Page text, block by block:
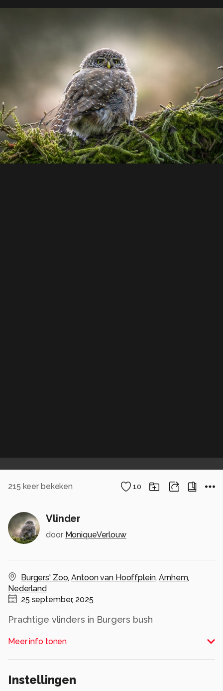
215 keer bekeken 10
Vlinder
door MoniqueVerlouw
Burgers' Zoo,Antoon van Hooffplein,Arnhem,
Nederland
25 september, 2025
Prachtige vlinders in Burgers bush
Alle rechten voorbehouden
Meer info tonen
Instellingen